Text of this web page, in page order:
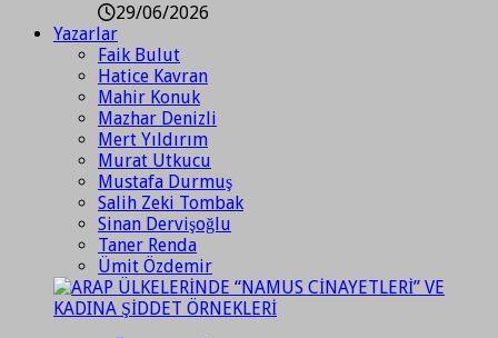
29/06/2026
Yazarlar
Faik Bulut
Hatice Kavran
Mahir Konuk
Mazhar Denizli
Mert Yıldırım
Murat Utkucu
Mustafa Durmuş
Salih Zeki Tombak
Sinan Dervişoğlu
Taner Renda
Ümit Özdemir